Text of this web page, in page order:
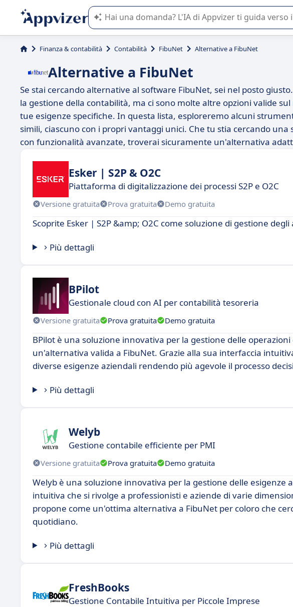
L'IA di Appvizer vi guida nell'utilizzo o nella scelta di un
Finanza & contabilità Contabilità FibuNet Alternative a FibuNet
Alternative a FibuNet
Se stai cercando alternative al software FibuNet, sei nel posto
la gestione della contabilità, ma ci sono molte altre opzioni valide
tue esigenze specifiche. In questa lista, esploreremo alcuni
simili, ciascuno con i propri vantaggi unici. Che tu stia cercando
con funzionalità avanzate, troverai sicuramente un'alternativa
Esker | S2P & O2C
Piattaforma di digitalizzazione dei processi S2P e O2C
Versione gratuita Prova gratuita Demo gratuita
Scoprite Esker | S2P &amp; O2C come soluzione di gestione
Più dettagli
BPilot
Gestionale cloud con AI per contabilità tesoreria
Versione gratuita Prova gratuita Demo gratuita
BPilot è una soluzione innovativa per la gestione delle
un'alternativa valida a FibuNet. Grazie alla sua interfaccia
diverse esigenze aziendali rendendo più agevole il processo
Più dettagli
Welyb
Gestione contabile efficiente per PMI
Versione gratuita Prova gratuita Demo gratuita
Welyb è una soluzione innovativa per la gestione delle
intuitiva che si rivolge a professionisti e aziende di varie
propone come un'ottima alternativa a FibuNet per coloro che
quotidiano.
Più dettagli
FreshBooks
Gestione Contabile Intuitiva per Piccole Imprese